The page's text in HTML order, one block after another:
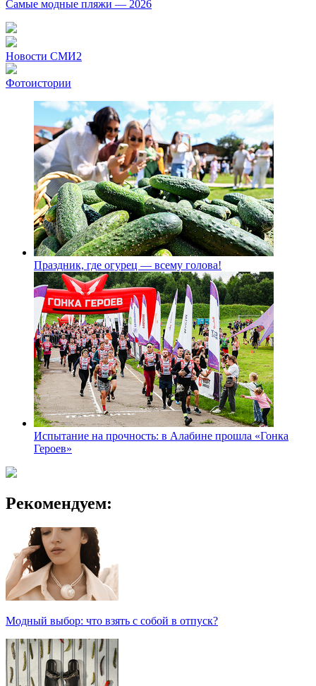
Как научить ребенка правильно обращаться с деньгами?
Рекорды ЕГЭ: в каких регионах больше всего стобалльников?
Самые модные пляжи — 2026
Новости СМИ2
Фотоистории
Испытание на прочность: в Алабине прошла «Гонка
Героев»